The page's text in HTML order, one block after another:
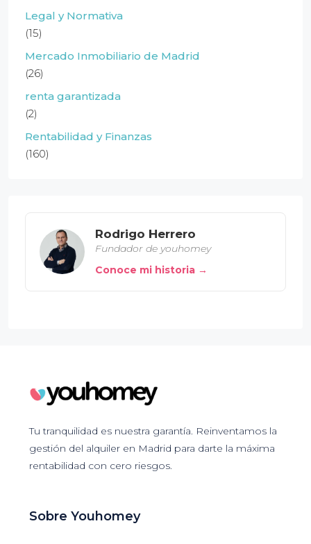
Legal y Normativa
(15)
Mercado Inmobiliario de Madrid
(26)
renta garantizada
(2)
Rentabilidad y Finanzas
(160)
Rodrigo Herrero
Fundador de youhomey
Conoce mi historia →
Tu tranquilidad es nuestra garantía. Reinventamos la
gestión del alquiler en Madrid para darte la máxima
rentabilidad con cero riesgos.
Sobre Youhomey